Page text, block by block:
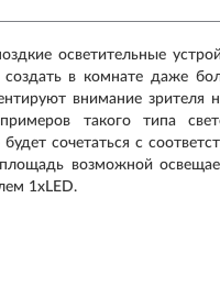
осветительные
в комнате даже
внимание зрителя
такого типа
сочетаться с
возможной
1xLED.